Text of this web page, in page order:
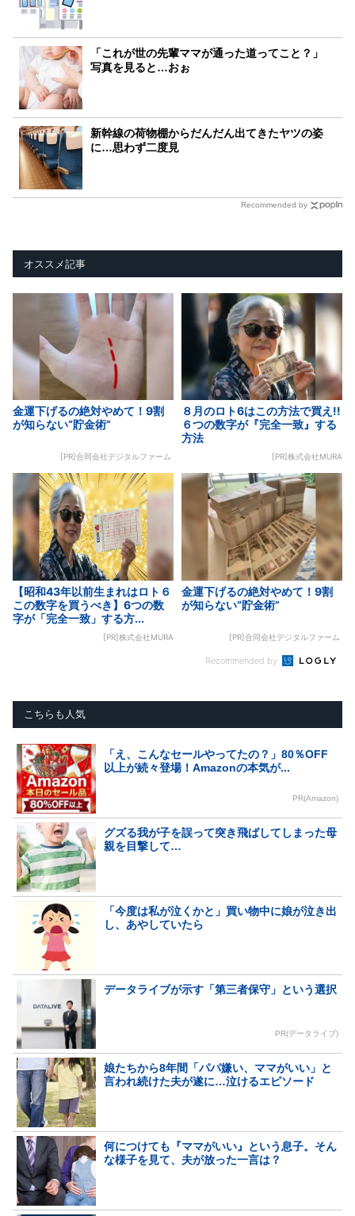
「これが世の先輩ママが通った道ってこと？」
写真を見ると…おぉ
新幹線の荷物棚からだんだん出てきたヤツの姿
に…思わず二度見
Recommended by
オススメ記事
金運下げるの絶対やめて！9割
が知らない“貯金術”
[PR]合同会社デジタルファーム
８月のロト6はこの方法で買え!!
６つの数字が『完全一致』する
方法
[PR]株式会社MURA
【昭和43年以前生まれはロト６
この数字を買うべき】6つの数
字が「完全一致」する方...
[PR]株式会社MURA
金運下げるの絶対やめて！9割
が知らない“貯金術”
[PR]合同会社デジタルファーム
Recommended by
こちらも人気
「え、こんなセールやってたの？」80％OFF
以上が続々登場！Amazonの本気が...
PR(Amazon)
グズる我が子を誤って突き飛ばしてしまった母
親を目撃して…
「今度は私が泣くかと」買い物中に娘が泣き出
し、あやしていたら
データライブが示す「第三者保守」という選択
PR(データライブ)
娘たちから8年間「パパ嫌い、ママがいい」と
言われ続けた夫が遂に…泣けるエピソード
何につけても『ママがいい』という息子。そん
な様子を見て、夫が放った一言は？